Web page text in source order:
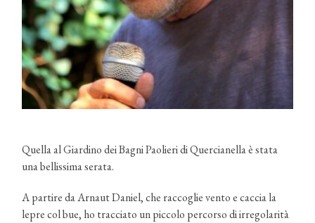
Quella al Giardino dei Bagni Paolieri di Quercianella è stata
una bellissima serata.
A partire da Arnaut Daniel, che raccoglie vento e caccia la
lepre col bue, ho tracciato un piccolo percorso di irregolarità